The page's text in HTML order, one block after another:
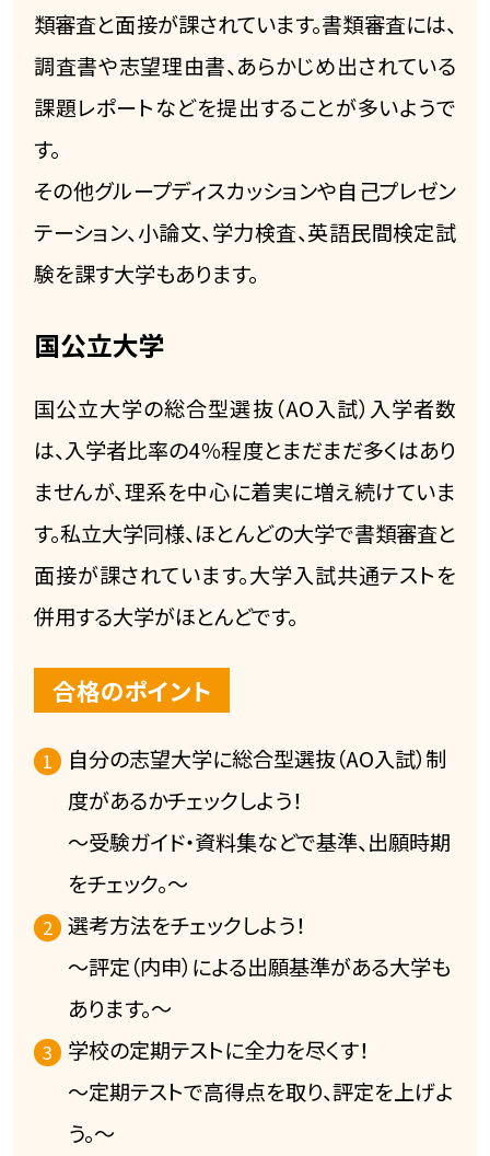
類審査と面接が課されています。書類審査には、
調査書や志望理由書、あらかじめ出されている
課題レポートなどを提出することが多いようで
す。
その他グループディスカッションや自己プレゼン
テーション、小論文、学力検査、英語民間検定試
験を課す大学もあります。
国公立大学
国公立大学の総合型選抜（AO入試）入学者数
は、入学者比率の4％程度とまだまだ多くはあり
ませんが、理系を中心に着実に増え続けていま
す。私立大学同様、ほとんどの大学で書類審査と
面接が課されています。大学入試共通テストを
併用する大学がほとんどです。
合格のポイント
自分の志望大学に総合型選抜（AO入試）制
度があるかチェックしよう！
～受験ガイド・資料集などで基準、出願時期
をチェック。～
選考方法をチェックしよう！
～評定（内申）による出願基準がある大学も
あります。～
学校の定期テストに全力を尽くす！
～定期テストで高得点を取り、評定を上げよ
う。～